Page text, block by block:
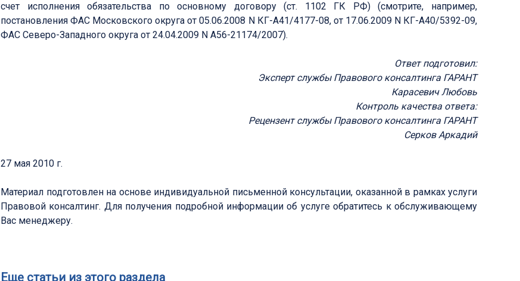
счет исполнения обязательства по основному договору (ст. 1102 ГК РФ) (смотрите, например,
постановления ФАС Московского округа от 05.06.2008 N КГ-А41/4177-08, от 17.06.2009 N КГ-А40/5392-09,
ФАС Северо-Западного округа от 24.04.2009 N А56-21174/2007).
Ответ подготовил:
Эксперт службы Правового консалтинга ГАРАНТ
Карасевич Любовь
Контроль качества ответа:
Рецензент службы Правового консалтинга ГАРАНТ
Серков Аркадий
27 мая 2010 г.
Материал подготовлен на основе индивидуальной письменной консультации, оказанной в рамках услуги
Правовой консалтинг. Для получения подробной информации об услуге обратитесь к обслуживающему
Вас менеджеру.
Еще статьи из этого раздела